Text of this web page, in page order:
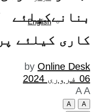
English
کاری کیلئے
by Online Desk
06 فروری 2024
A A
A
A